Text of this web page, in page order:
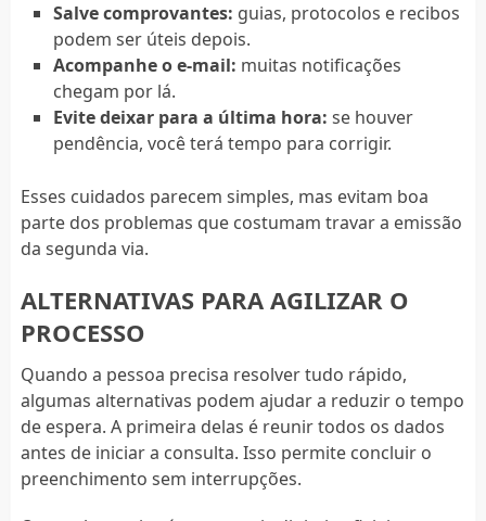
Salve comprovantes: guias, protocolos e recibos
podem ser úteis depois.
Acompanhe o e-mail: muitas notificações
chegam por lá.
Evite deixar para a última hora: se houver
pendência, você terá tempo para corrigir.
Esses cuidados parecem simples, mas evitam boa
parte dos problemas que costumam travar a emissão
da segunda via.
ALTERNATIVAS PARA AGILIZAR O
PROCESSO
Quando a pessoa precisa resolver tudo rápido,
algumas alternativas podem ajudar a reduzir o tempo
de espera. A primeira delas é reunir todos os dados
antes de iniciar a consulta. Isso permite concluir o
preenchimento sem interrupções.